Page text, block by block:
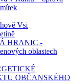
Vsi
HRANIC -
oblastech
OBČANSKÉHO